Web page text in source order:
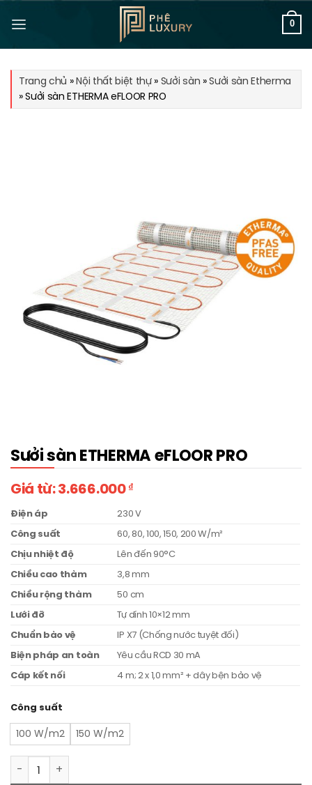
qua
0
Trang chủ »Nội thất biệt thự»Sưởi sàn »Sưởi sàn Etherma
»Sưởi sàn ETHERMA eFLOOR PRO
Sưởi sàn ETHERMA eFLOOR PRO
Giá từ:3.666.000₫
Điện áp 230 V
Công suất 60, 80, 100, 150, 200 W/m²
Chịu nhiệt độ Lên đến 90°C
Chiều cao thảm 3,8 mm
Chiều rộng thảm 50 cm
Lưới đỡ Tự dính 10×12 mm
Chuẩn bảo vệ IP X7 (Chống nước tuyệt đối)
Biện pháp an toàn Yêu cầu RCD 30 mA
Cáp kết nối 4 m; 2 x 1,0 mm² + dây bện bảo vệ
Công suất
100 W/m2
150 W/m2
Sưởi sàn ETHERMA eFLOOR PRO số lượng